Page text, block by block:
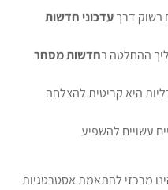
בשוק דרךעדכוני חדשות
ההחלטה בחדשות מסחר
היא קריטית להצלחה
עשויים להשפיע
מרכזי להתאמת אסטרטגיות